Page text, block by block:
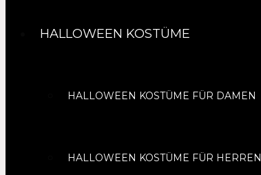
HALLOWEEN KOSTÜME
HALLOWEEN KOSTÜME FÜR DAMEN
HALLOWEEN KOSTÜME FÜR HERREN